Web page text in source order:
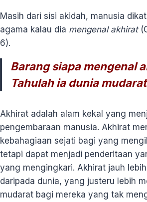
Masih dari sisi akidah, manusia
agama kalau dia mengenal akhirat
6).
Barang siapa mengenal
Tahulah ia dunia mudarat
Akhirat adalah alam kekal yang
pengembaraan manusia. Akhirat
kebahagiaan sejati bagi yang
tetapi dapat menjadi penderitaan
yang mengingkari. Akhirat jauh
daripada dunia, yang justeru lebih
mudarat bagi mereka yang tak